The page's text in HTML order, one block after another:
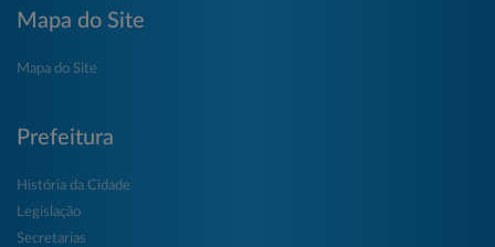
Mapa do Site
Mapa do Site
Prefeitura
História da Cidade
Legislação
Secretarias